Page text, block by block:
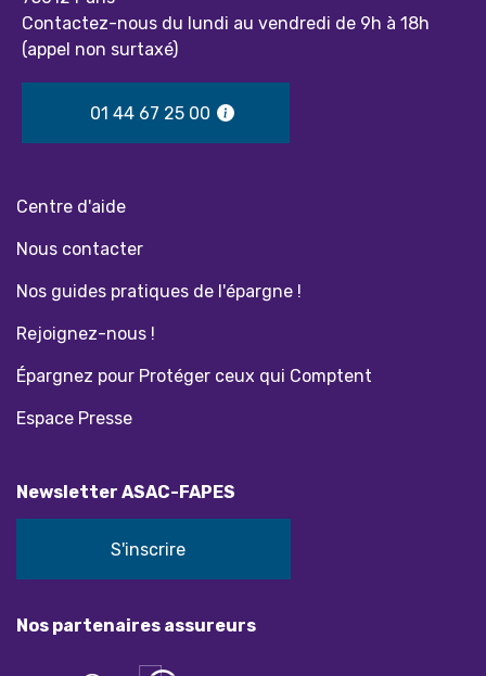
Contactez-nous du lundi au vendredi de 9h à 18h
(appel non surtaxé)
01 44 67 25 00
Centre d'aide
Nous contacter
Nos guides pratiques de l'épargne !
Rejoignez-nous !
Épargnez pour Protéger ceux qui Comptent
Espace Presse
Newsletter ASAC-FAPES
S'inscrire
Nos partenaires assureurs